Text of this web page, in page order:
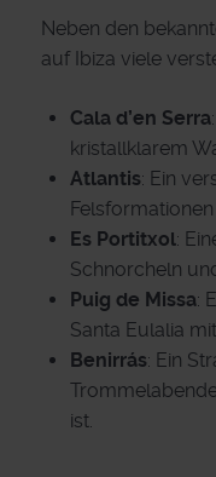
Neben den
auf Ibiza viele
Cala d’en Serra
kristallklarem
Atlantis: Ein
Es Portitxol:
Schnorcheln
Puig de Missa:
Santa Eulalia
Benirrás: Ein
ist.